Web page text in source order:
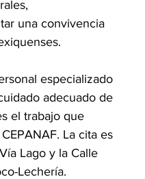
una convivencia
especializado
adecuado de
el trabajo que
La cita es
Lago y la Calle
Lechería.